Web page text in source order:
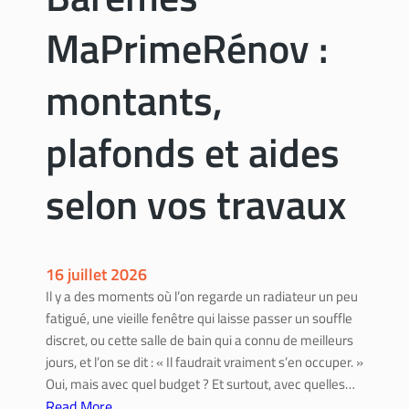
x
e
é
n
v
t
i
n
n
o
v
c
o
m
m
n
h
o
i
s
i
r
MaPrimeRénov :
montants,
plafonds et aides
selon vos travaux
16 juillet 2026
Il y a des moments où l’on regarde un radiateur un peu
fatigué, une vieille fenêtre qui laisse passer un souffle
discret, ou cette salle de bain qui a connu de meilleurs
jours, et l’on se dit : « Il faudrait vraiment s’en occuper. »
Oui, mais avec quel budget ? Et surtout, avec quelles…